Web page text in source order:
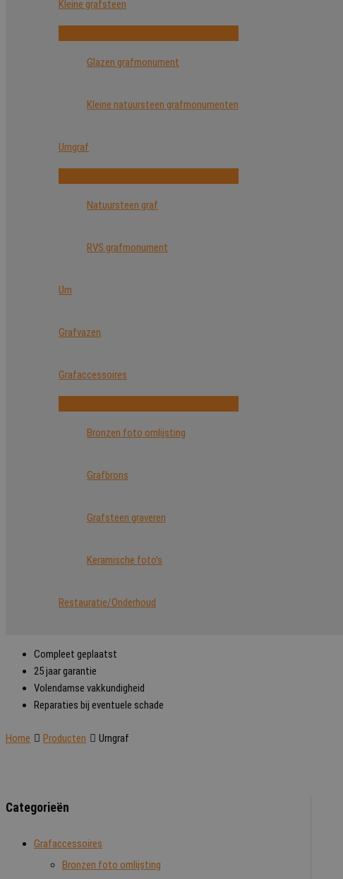
Kleine grafsteen
Glazen grafmonument
Kleine natuursteen grafmonumenten
Urngraf
Natuursteen graf
RVS grafmonument
Urn
Grafvazen
Grafaccessoires
Bronzen foto omlijsting
Grafbrons
Grafsteen graveren
Keramische foto’s
Restauratie/Onderhoud
Compleet geplaatst
25 jaar garantie
Volendamse vakkundigheid
Reparaties bij eventuele schade
Home Producten Urngraf
Categorieën
Grafaccessoires
Bronzen foto omlijsting